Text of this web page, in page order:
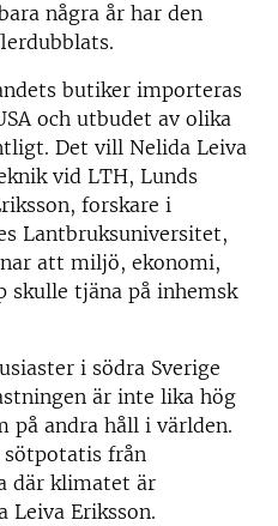
några år har den
butiker importeras
och utbudet av olika
Det vill Nelida Leiva
vid LTH, Lunds
forskare i
Lantbruksuniversitet,
att miljö, ekonomi,
skulle tjäna på inhemsk
i södra Sverige
är inte lika hög
på andra håll i världen.
från
där klimatet är
Leiva Eriksson.